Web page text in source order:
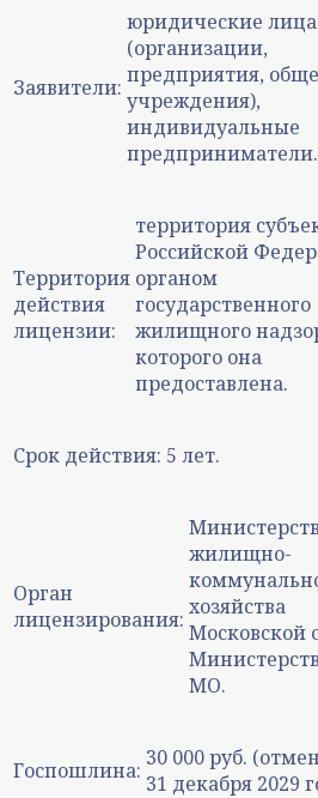
Заявители:
юридические лица
(организации,
предприятия,
учреждения),
индивидуальные
предприниматели.
Территория
действия
лицензии:
территория
Российской
органом
государственного
жилищного
которого она
предоставлена.
Срок действия: 5 лет.
Орган
лицензирования:
жилищно-
хозяйства
Московской
МО.
Госпошлина: 30 000 руб.
31 декабря 2029